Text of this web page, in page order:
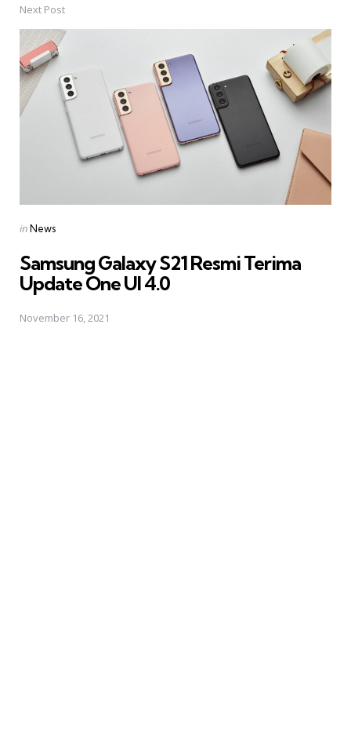
Next Post
Posted
inNews
Samsung Galaxy S21 Resmi Terima
Update One UI 4.0
November 16, 2021